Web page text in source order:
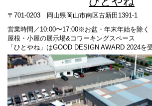
〒701-0203 岡山県岡山市南区古新田1391-1
営業時間／10:00〜17:00※お盆・年末年始を除く
屋根・小屋の展示場&コワーキングスペース
「ひとやね」はGOOD DESIGN AWARD 2024を